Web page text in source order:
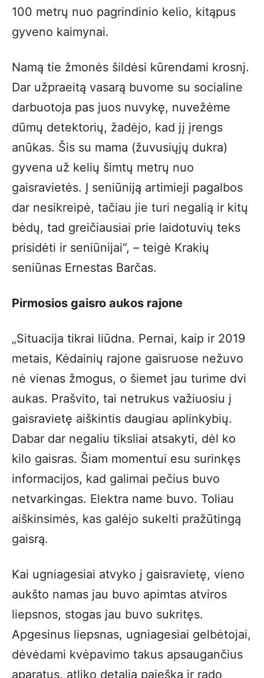
100 metrų nuo pagrindinio kelio, kitąpus
gyveno kaimynai.
Namą tie žmonės šildėsi kūrendami krosnį.
Dar užpraeitą vasarą buvome su socialine
darbuotoja pas juos nuvykę, nuvežėme
dūmų detektorių, žadėjo, kad jį įrengs
anūkas. Šis su mama (žuvusiųjų dukra)
gyvena už kelių šimtų metrų nuo
gaisravietės. Į seniūniją artimieji pagalbos
dar nesikreipė, tačiau jie turi negalią ir kitų
bėdų, tad greičiausiai prie laidotuvių teks
prisidėti ir seniūnijai“, – teigė Krakių
seniūnas Ernestas Barčas.
Pirmosios gaisro aukos rajone
„Situacija tikrai liūdna. Pernai, kaip ir 2019
metais, Kėdainių rajone gaisruose nežuvo
nė vienas žmogus, o šiemet jau turime dvi
aukas. Prašvito, tai netrukus važiuosiu į
gaisravietę aiškintis daugiau aplinkybių.
Dabar dar negaliu tiksliai atsakyti, dėl ko
kilo gaisras. Šiam momentui esu surinkęs
informacijos, kad galimai pečius buvo
netvarkingas. Elektra name buvo. Toliau
aiškinsimės, kas galėjo sukelti pražūtingą
gaisrą.
Kai ugniagesiai atvyko į gaisravietę, vieno
aukšto namas jau buvo apimtas atviros
liepsnos, stogas jau buvo sukritęs.
Apgesinus liepsnas, ugniagesiai gelbėtojai,
dėvėdami kvėpavimo takus apsaugančius
aparatus, atliko detalią paiešką ir rado